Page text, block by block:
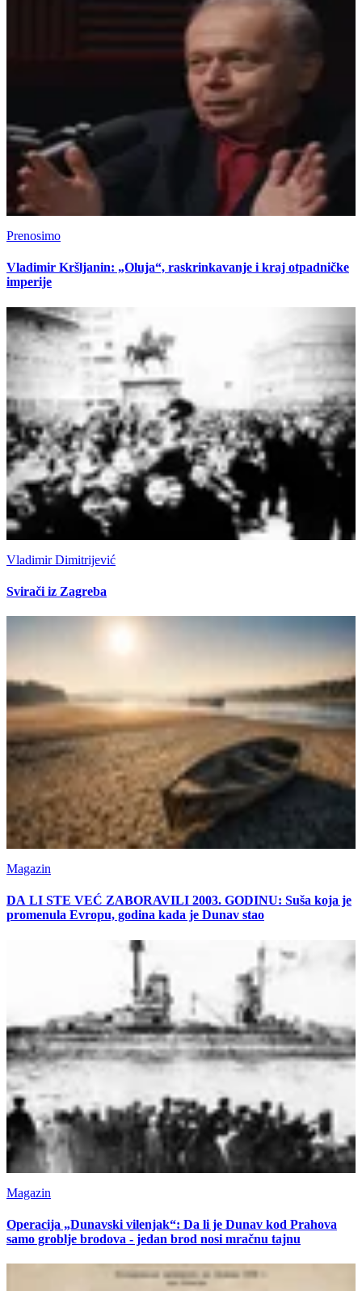
Prenosimo
Vladimir Kršljanin: „Oluja“, raskrinkavanje i kraj otpadničke
imperije
Vladimir Dimitrijević
Svirači iz Zagreba
Magazin
DA LI STE VEĆ ZABORAVILI 2003. GODINU: Suša koja je
promenula Evropu, godina kada je Dunav stao
Magazin
Operacija „Dunavski vilenjak“: Da li je Dunav kod Prahova
samo groblje brodova - jedan brod nosi mračnu tajnu